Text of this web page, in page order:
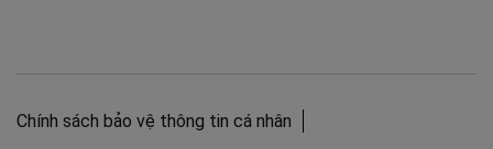
Chính sách bảo vệ thông tin cá nhân